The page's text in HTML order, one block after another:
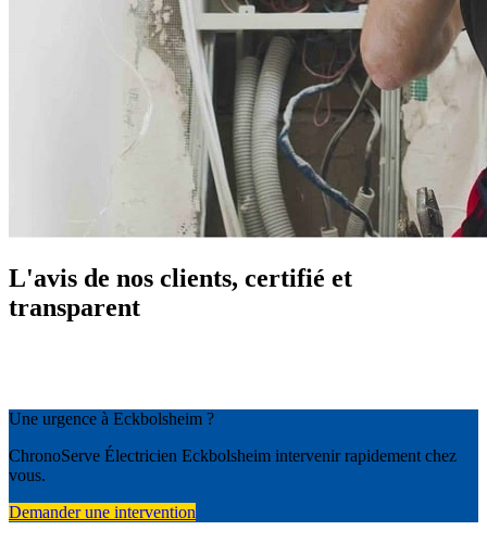
L'avis de nos clients, certifié et
transparent
Une urgence à Eckbolsheim ?
ChronoServe Électricien Eckbolsheim intervenir rapidement chez
vous.
Demander une intervention